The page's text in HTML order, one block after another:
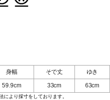
身幅 そで丈
ゆき
59.9cm 33cm 63cm
より採寸をしております。